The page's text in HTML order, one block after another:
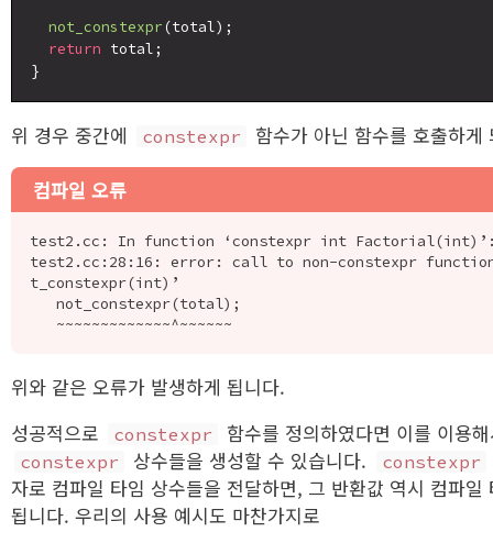
not_constexpr (total);
return total;
위 경우 중간에 constexpr
함수가 아닌 함수를 호출하게
컴파일 오류
test2.cc: In function ‘constexpr int
test2.cc:28:16: error: call to non-constexpr
t_constexpr(int)’
위와 같은 오류가 발생하게 됩니다.
성공적으로
constexpr 함수를 정의하였다면 이를 이용
constexpr 상수들을 생성할 수 있습니다. constexpr
자로 컴파일 타임 상수들을 전달하면, 그 반환값 역시 컴파일
됩니다. 우리의 사용 예시도 마찬가지로